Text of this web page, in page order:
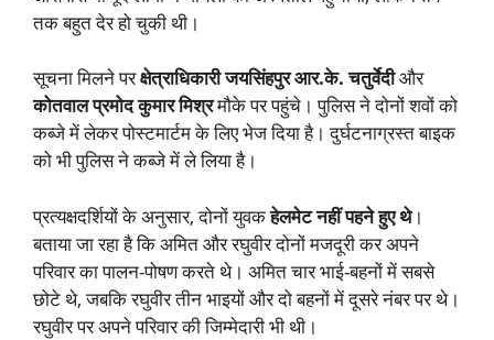
तक बहुत देर हो चुकी थी।
सूचना मिलने परक्षेत्राधिकारी जयसिंहपुर आर.के. चतुर्वेदीऔर
कोतवाल प्रमोद कुमार मिश्रमौके पर पहुंचे। पुलिस ने दोनों शवों को
कब्जे में लेकर पोस्टमार्टम के लिए भेज दिया है। दुर्घटनाग्रस्त बाइक
को भी पुलिस ने कब्जे में ले लिया है।
प्रत्यक्षदर्शियों के अनुसार, दोनों युवकहेलमेट नहीं पहने हुए थे।
बताया जा रहा है कि अमित और रघुवीर दोनों मजदूरी कर अपने
परिवार का पालन-पोषण करते थे। अमित चार भाई-बहनों में सबसे
छोटे थे, जबकि रघुवीर तीन भाइयों और दो बहनों में दूसरे नंबर पर थे।
रघुवीर पर अपने परिवार की जिम्मेदारी भी थी।